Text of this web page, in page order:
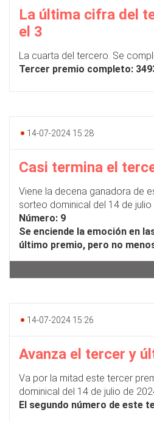
La última cifra del
el 3
La cuarta del tercero. Se
Tercer premio completo:
14-07-2024 15:28
Casi termina el
Viene la decena ganadora de
sorteo dominical del 14 de julio
Número: 9
Se enciende la emoción en
último premio, pero no
14-07-2024 15:26
Avanza el tercer y
Va por la mitad este tercer
dominical del 14 de julio de
El segundo número de este